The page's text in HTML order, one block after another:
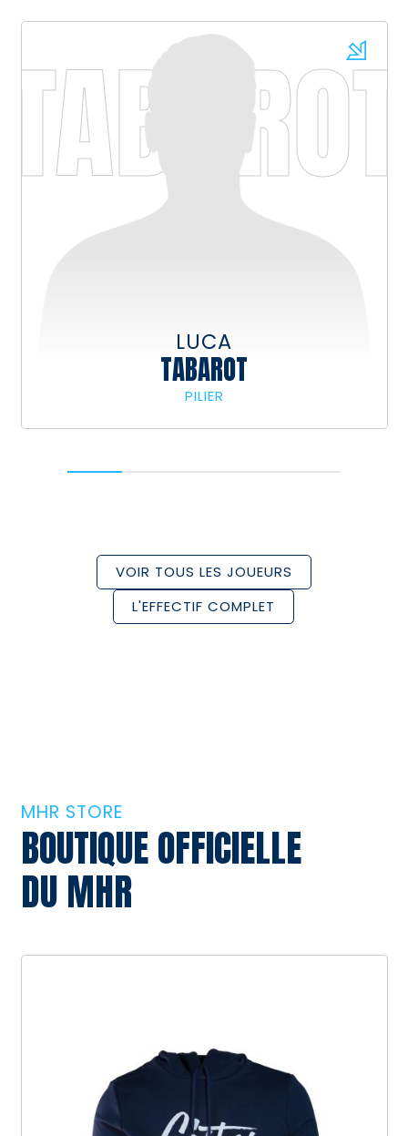
TABAROT
LUCA
TABAROT
PILIER
117
VOIR TOUS LES JOUEURS
L'EFFECTIF COMPLET
MHR STORE
BOUTIQUE OFFICIELLE
DU MHR